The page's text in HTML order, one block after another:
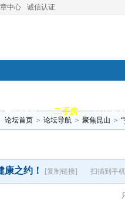
中心 诚信认证
分类信息 二手房 昆山视
论坛首页 > 论坛导航 > 聚焦昆山 >
之约！ [复制链接] 扫描到手机